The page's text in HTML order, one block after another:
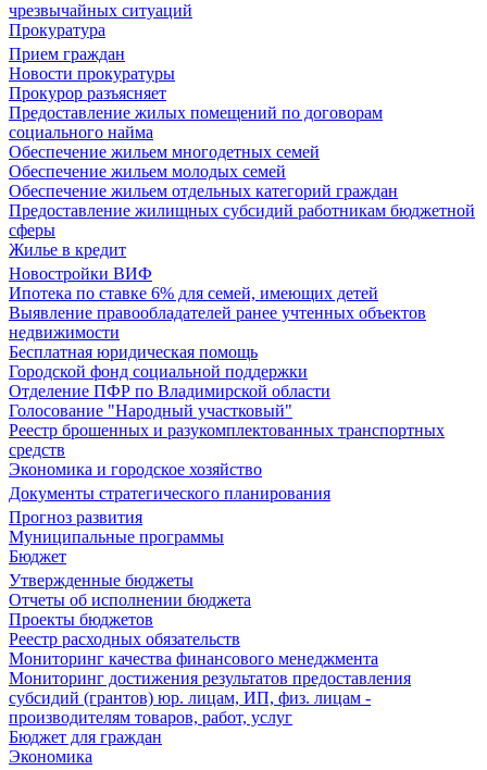
чрезвычайных ситуаций
Прокуратура
Прием граждан
Новости прокуратуры
Прокурор разъясняет
Предоставление жилых помещений по договорам
социального найма
Обеспечение жильем многодетных семей
Обеспечение жильем молодых семей
Обеспечение жильем отдельных категорий граждан
Предоставление жилищных субсидий работникам бюджетной
сферы
Жилье в кредит
Новостройки ВИФ
Ипотека по ставке 6% для семей, имеющих детей
Выявление правообладателей ранее учтенных объектов
недвижимости
Бесплатная юридическая помощь
Городской фонд социальной поддержки
Отделение ПФР по Владимирской области
Голосование "Народный участковый"
Реестр брошенных и разукомплектованных транспортных
средств
Экономика и городское хозяйство
Документы стратегического планирования
Прогноз развития
Муниципальные программы
Бюджет
Утвержденные бюджеты
Отчеты об исполнении бюджета
Проекты бюджетов
Реестр расходных обязательств
Мониторинг качества финансового менеджмента
Мониторинг достижения результатов предоставления
субсидий (грантов) юр. лицам, ИП, физ. лицам -
производителям товаров, работ, услуг
Бюджет для граждан
Экономика